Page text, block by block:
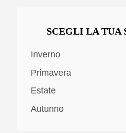
SCEGLI LA TUA
Inverno
Primavera
Estate
Autunno